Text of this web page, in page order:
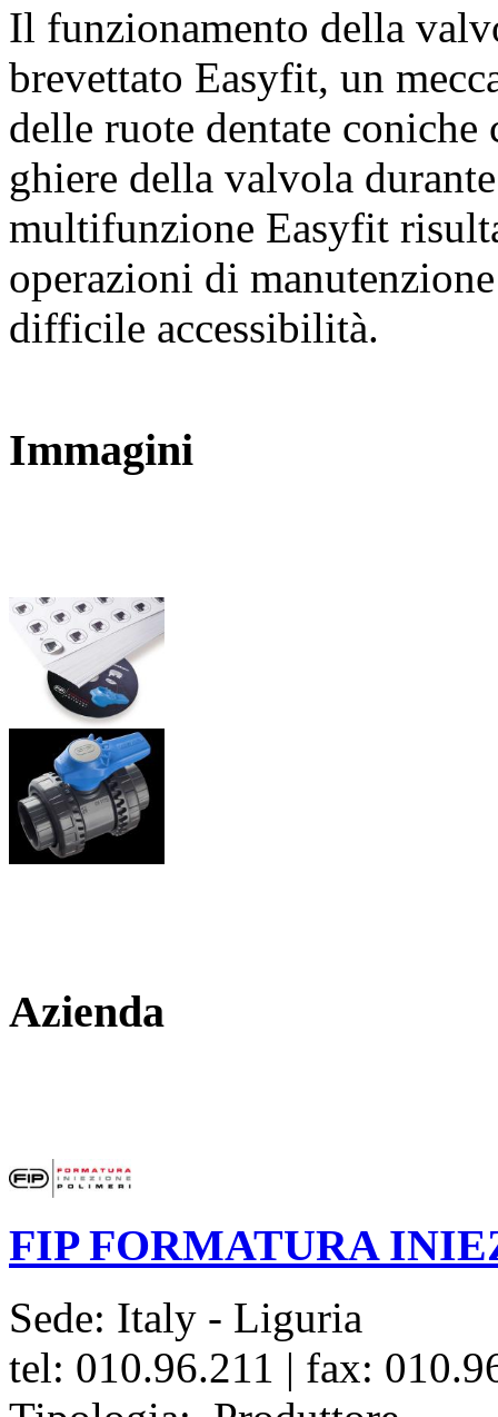
Il funzionamento della
brevettato Easyfit, un
delle ruote dentate
ghiere della valvola
multifunzione Easyfit
operazioni di
difficile accessibilità.
Immagini
Azienda
FIP FORMATURA
Sede: Italy - Liguria
tel: 010.96.211 | fax: